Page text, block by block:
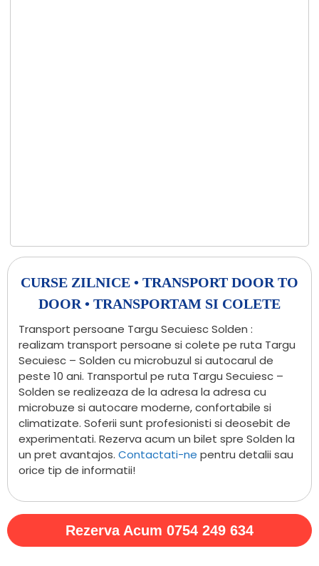
CURSE ZILNICE • TRANSPORT DOOR TO
DOOR • TRANSPORTAM SI COLETE
Transport persoane Targu Secuiesc Solden :
realizam transport persoane si colete pe ruta Targu
Secuiesc – Solden cu microbuzul si autocarul de
peste 10 ani. Transportul pe ruta Targu Secuiesc –
Solden se realizeaza de la adresa la adresa cu
microbuze si autocare moderne, confortabile si
climatizate. Soferii sunt profesionisti si deosebit de
experimentati. Rezerva acum un bilet spre Solden la
un pret avantajos. Contactati-ne pentru detalii sau
orice tip de informatii!
Rezerva Acum 0754 249 634